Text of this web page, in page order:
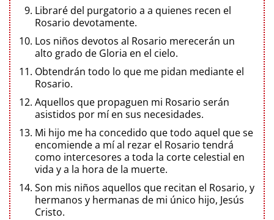
Libraré del purgatorio a a quienes recen el
Rosario devotamente.
Los niños devotos al Rosario merecerán un
alto grado de Gloria en el cielo.
Obtendrán todo lo que me pidan mediante el
Rosario.
Aquellos que propaguen mi Rosario serán
asistidos por mí en sus necesidades.
Mi hijo me ha concedido que todo aquel que se
encomiende a mí al rezar el Rosario tendrá
como intercesores a toda la corte celestial en
vida y a la hora de la muerte.
Son mis niños aquellos que recitan el Rosario, y
hermanos y hermanas de mi único hijo, Jesús
Cristo.